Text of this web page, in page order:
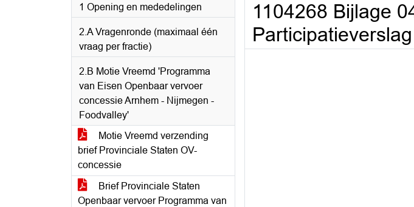
1 Opening en mededelingen
2.A Vragenronde (maximaal één
vraag per fractie)
2.B Motie Vreemd 'Programma
van Eisen Openbaar vervoer
concessie Arnhem - Nijmegen -
Foodvalley'
Motie Vreemd verzending
brief Provinciale Staten OV-
concessie
Brief Provinciale Staten
Openbaar vervoer Programma van
1104268 Bijlage